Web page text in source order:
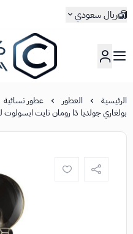
ريال سعودي
كلاسيكا
الرئيسية العطور
عطور نسائية
بولغاري جولديا ذا رومان نايت ابسولوت